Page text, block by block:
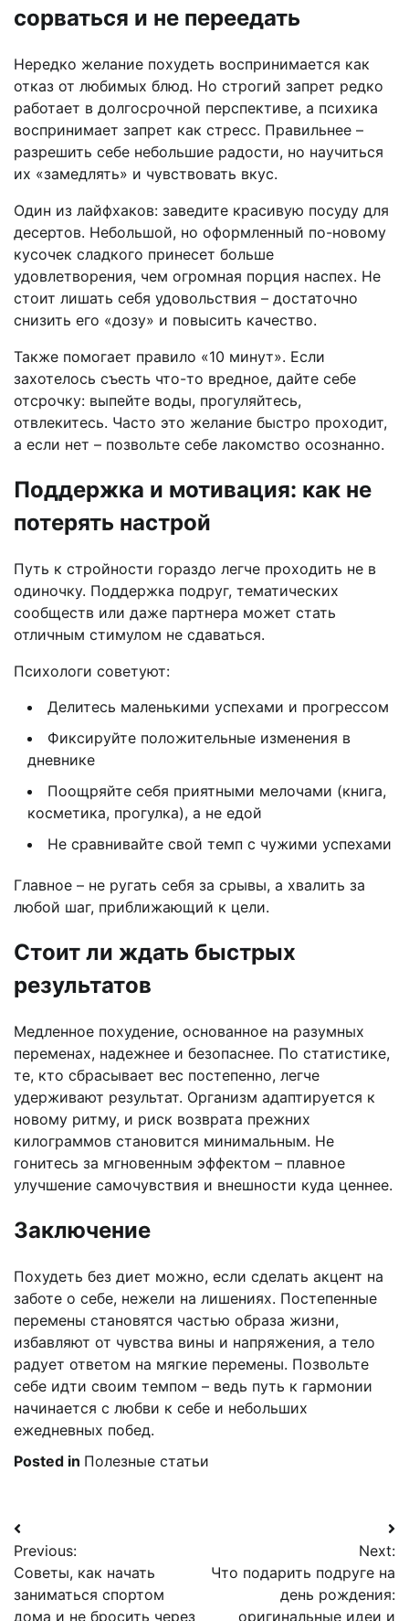
сорваться и не переедать
Нередко желание похудеть воспринимается как
отказ от любимых блюд. Но строгий запрет редко
работает в долгосрочной перспективе, а психика
воспринимает запрет как стресс. Правильнее –
разрешить себе небольшие радости, но научиться
их «замедлять» и чувствовать вкус.
Один из лайфхаков: заведите красивую посуду для
десертов. Небольшой, но оформленный по-новому
кусочек сладкого принесет больше
удовлетворения, чем огромная порция наспех. Не
стоит лишать себя удовольствия – достаточно
снизить его «дозу» и повысить качество.
Также помогает правило «10 минут». Если
захотелось съесть что-то вредное, дайте себе
отсрочку: выпейте воды, прогуляйтесь,
отвлекитесь. Часто это желание быстро проходит,
а если нет – позвольте себе лакомство осознанно.
Поддержка и мотивация: как не
потерять настрой
Путь к стройности гораздо легче проходить не в
одиночку. Поддержка подруг, тематических
сообществ или даже партнера может стать
отличным стимулом не сдаваться.
Психологи советуют:
Делитесь маленькими успехами и прогрессом
Фиксируйте положительные изменения в
дневнике
Поощряйте себя приятными мелочами (книга,
косметика, прогулка), а не едой
Не сравнивайте свой темп с чужими успехами
Главное – не ругать себя за срывы, а хвалить за
любой шаг, приближающий к цели.
Стоит ли ждать быстрых
результатов
Медленное похудение, основанное на разумных
переменах, надежнее и безопаснее. По статистике,
те, кто сбрасывает вес постепенно, легче
удерживают результат. Организм адаптируется к
новому ритму, и риск возврата прежних
килограммов становится минимальным. Не
гонитесь за мгновенным эффектом – плавное
улучшение самочувствия и внешности куда ценнее.
Заключение
Похудеть без диет можно, если сделать акцент на
заботе о себе, нежели на лишениях. Постепенные
перемены становятся частью образа жизни,
избавляют от чувства вины и напряжения, а тело
радует ответом на мягкие перемены. Позвольте
себе идти своим темпом – ведь путь к гармонии
начинается с любви к себе и небольших
ежедневных побед.
Posted in Полезные статьи
Навигация
по
записям
Previous:
Советы, как начать
заниматься спортом
дома и не бросить через
Next:
Что подарить подруге на
день рождения:
оригинальные идеи и